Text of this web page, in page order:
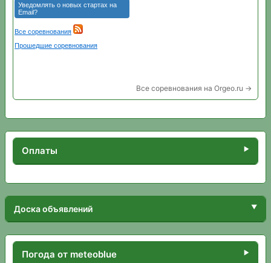
Все соревнования на Orgeo.ru →
Оплаты
Доска объявлений
Погода от meteoblue